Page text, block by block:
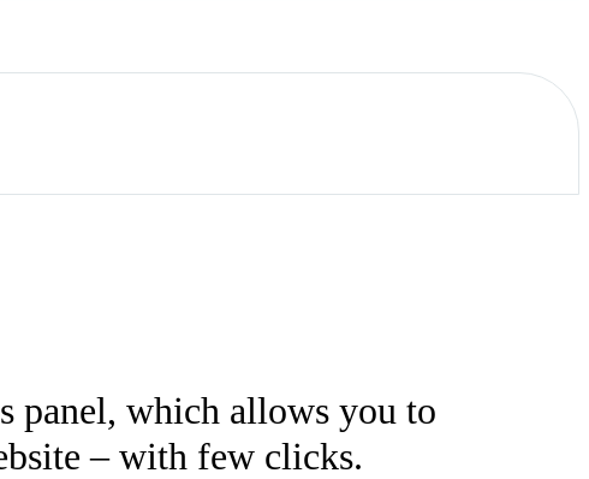
panel, which allows you to
– with few clicks.